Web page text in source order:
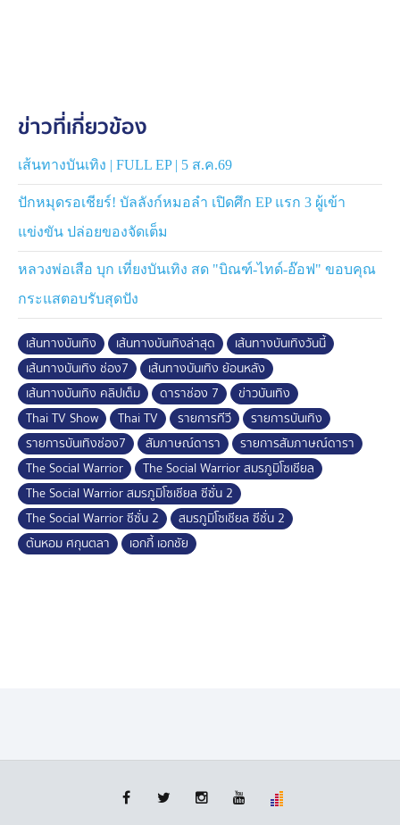
ข่าวที่เกี่ยวข้อง
เส้นทางบันเทิง | FULL EP | 5 ส.ค.69
ปักหมุดรอเชียร์! บัลลังก์หมอลำ เปิดศึก EP แรก 3 ผู้เข้า
แข่งขัน ปล่อยของจัดเต็ม
หลวงพ่อเสือ บุก เที่ยงบันเทิง สด "บิณฑ์-ไทด์-อ๊อฟ" ขอบคุณ
กระแสตอบรับสุดปัง
เส้นทางบันเทิง เส้นทางบันเทิงล่าสุด
เส้นทางบันเทิงวันนี้
เส้นทางบันเทิง ช่อง7
เส้นทางบันเทิง ย้อนหลัง
เส้นทางบันเทิง คลิปเต็ม
ดาราช่อง 7
ข่าวบันเทิง
Thai TV Show
Thai TV รายการทีวี
รายการบันเทิง
รายการบันเทิงช่อง7
สัมภาษณ์ดารา
รายการสัมภาษณ์ดารา
The Social Warrior
The Social Warrior สมรภูมิโซเชียล
The Social Warrior สมรภูมิโซเชียล ซีซั่น 2
The Social Warrior ซีซั่น 2
สมรภูมิโซเชียล ซีซั่น 2
ต้นหอม ศกุนตลา
เอกกี้ เอกชัย